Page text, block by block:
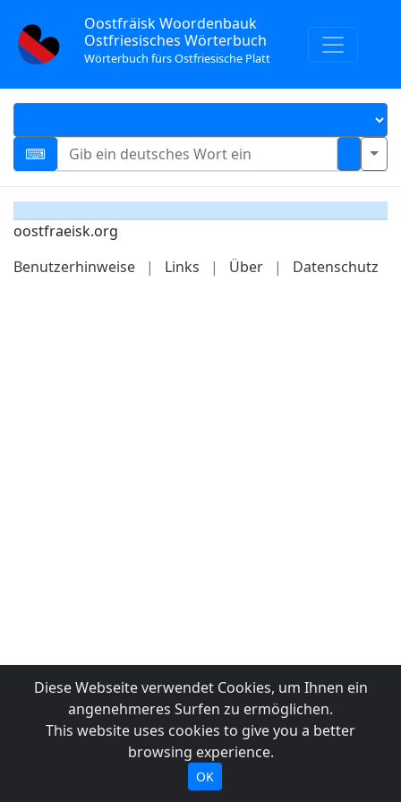
Oostfräisk Woordenbauk
Ostfriesisches Wörterbuch
Wörterbuch fürs Ostfriesische Platt
oostfraeisk.org
Benutzerhinweise
| Links | Über | Datenschutz
Diese Webseite verwendet Cookies, um Ihnen ein
angenehmeres Surfen zu ermöglichen.
This website uses cookies to give you a better
browsing experience.
OK